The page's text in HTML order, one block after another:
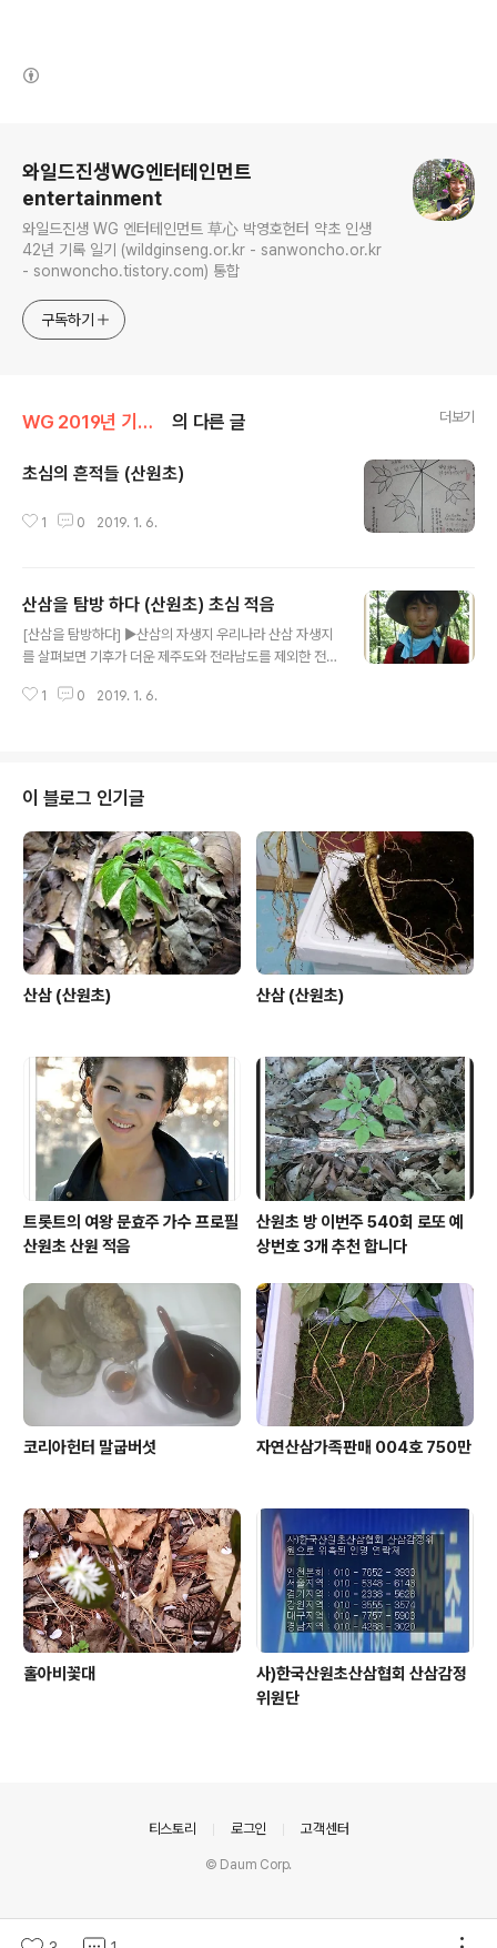
와일드진생WG엔터테인먼트
entertainment
와일드진생 WG 엔터테인먼트 草心 박영호헌터 약초 인생
42년 기록 일기 (wildginseng.or.kr - sanwoncho.or.kr
- sonwoncho.tistory.com) 통합
구독하기
WG 2019년 기해년 기록 의 다른 글 더보기
초심의 흔적들 (산원초)
1 0 2019. 1. 6.
산삼을 탐방 하다 (산원초) 초심 적음
[산삼을 탐방하다] ▶산삼의 자생지 우리나라 산삼 자생지
를 살펴보면 기후가 더운 제주도와 전라남도를 제외한 전
육지와 세종실록지리지를 중심으로 그 산지를 살펴보면 다
비안 예안 신령 의흥 협천 칠원 울진♣강원도: 강릉 삼척 양
양 평해 간성 고성 통천 원주 영월 정선 평창 인제 횡성 홍
천 춘천 양구 금화 화천 1. 나침반으로 볼 때(동북간) 동쪽
과 북쪽 45℃ 방향 산 전체 경사가 원만하고 골짜기 경사
도 원만하면서 골짜기가 아주 많고 깊어야한다.산삼은 사
계절이 뚜렷하고 해와 달의 음..
1 0 2019. 1. 6.
이 블로그 인기글
산삼 (산원초) 산삼 (산원초)
트롯트의 여왕 문효주 가수 프로필
산원초 산원 적음
산원초 방 이번주 540회 로또 예
상번호 3개 추천 합니다
코리아헌터 말굽버섯 자연산삼가족판매 004호 750만
홀아비꽃대
사)한국산원초산삼협회 산삼감정
위원단
티스토리 로그인 고객센터
© Daum Corp.